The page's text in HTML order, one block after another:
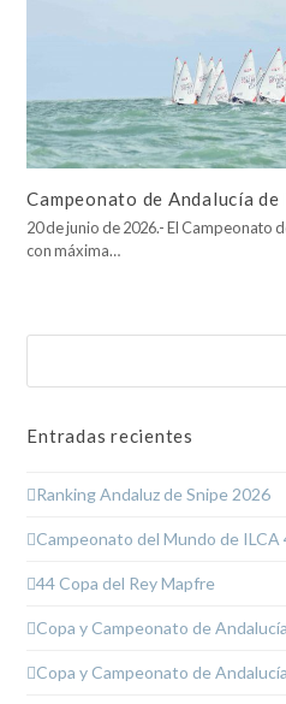
Campeonato de Andalucía de
20 de junio de 2026.- El Campeonato
con máxima…
Entradas recientes
Ranking Andaluz de Snipe 2026
Campeonato del Mundo de ILCA
44 Copa del Rey Mapfre
Copa y Campeonato de
Copa y Campeonato de